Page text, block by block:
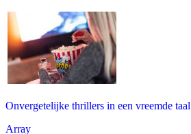
Onvergetelijke thrillers in een vreemde
Array